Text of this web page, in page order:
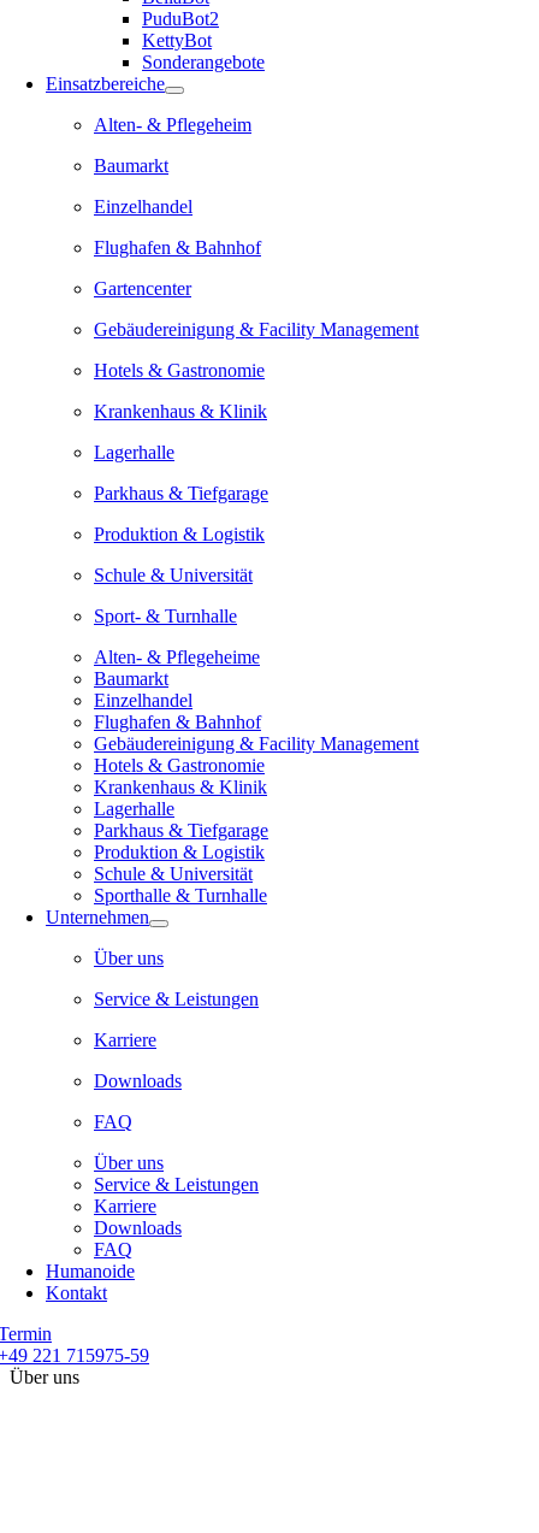
PuduBot2
KettyBot
Sonderangebote
Einsatzbereiche
Alten- & Pflegeheim
Baumarkt
Einzelhandel
Flughafen & Bahnhof
Gartencenter
Gebäudereinigung & Facility Management
Hotels & Gastronomie
Krankenhaus & Klinik
Lagerhalle
Parkhaus & Tiefgarage
Produktion & Logistik
Schule & Universität
Sport- & Turnhalle
Alten- & Pflegeheime
Baumarkt
Einzelhandel
Flughafen & Bahnhof
Gebäudereinigung & Facility Management
Hotels & Gastronomie
Krankenhaus & Klinik
Lagerhalle
Parkhaus & Tiefgarage
Produktion & Logistik
Schule & Universität
Sporthalle & Turnhalle
Unternehmen
Über uns
Service & Leistungen
Karriere
Downloads
FAQ
Über uns
Service & Leistungen
Karriere
Downloads
FAQ
Humanoide
Kontakt
221 715975-59
Über uns